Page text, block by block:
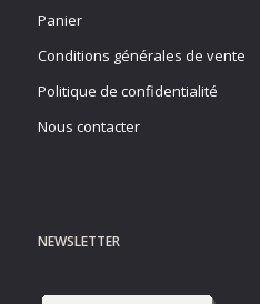
Panier
Conditions générales de vente
Politique de confidentialité
Nous contacter
NEWSLETTER